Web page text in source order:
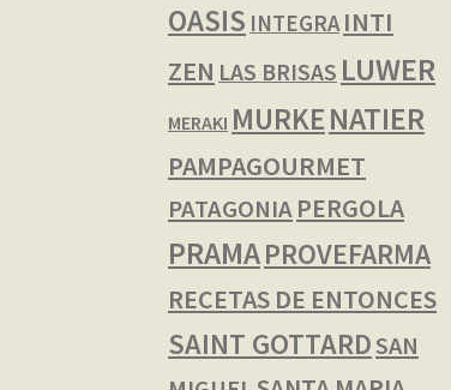
OASIS INTEGRA INTI
ZEN LAS BRISAS LUWER
MERAKI MURKENATIER
PAMPAGOURMET
PATAGONIAPERGOLA
PRAMAPROVEFARMA
RECETAS DE ENTONCES
SAINT GOTTARDSAN